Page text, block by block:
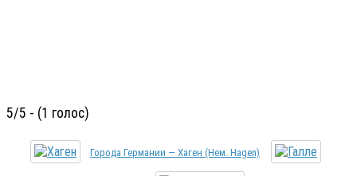
5/5 - (1 голос)
Города Германии — Хаген (нем. Hagen)